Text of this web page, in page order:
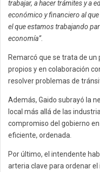
trabajar, a hacer trámites y a
económico y financiero al
el que estamos trabajando
economía”.
Remarcó que se trata de
propios y en colaboración
resolver problemas de
Además, Gaido subrayó la
local más allá de las
compromiso del gobierno
eficiente, ordenada.
Por último, el intendente
arteria clave para ordenar el